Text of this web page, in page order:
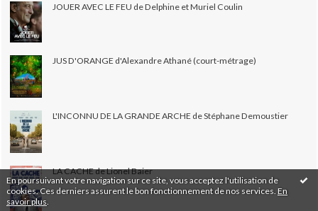
En poursuivant votre navigation sur ce site, vous acceptez l'utilisation de
cookies. Ces derniers assurent le bon fonctionnement de nos services. En
savoir plus
JOUER AVEC LE FEU de Delphine et Muriel Coulin
JUS D'ORANGE d'Alexandre Athané (court-métrage)
L'INCONNU DE LA GRANDE ARCHE de Stéphane Demoustier
LA CACHE de Lionel Baier